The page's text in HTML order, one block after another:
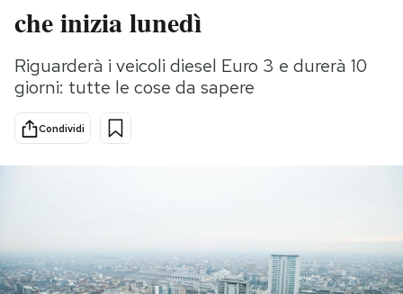
Tecnologia
Scienza
Economia
Media
che inizia lunedì
Riguarderà i veicoli diesel Euro 3 e durerà 10
giorni: tutte le cose da sapere
Condividi